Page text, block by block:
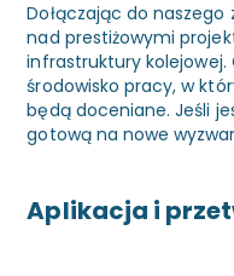
Dołączając do naszego
nad prestiżowymi
infrastruktury
środowisko pracy, w
będą doceniane. Jeśli
gotową na nowe
Aplikacja i